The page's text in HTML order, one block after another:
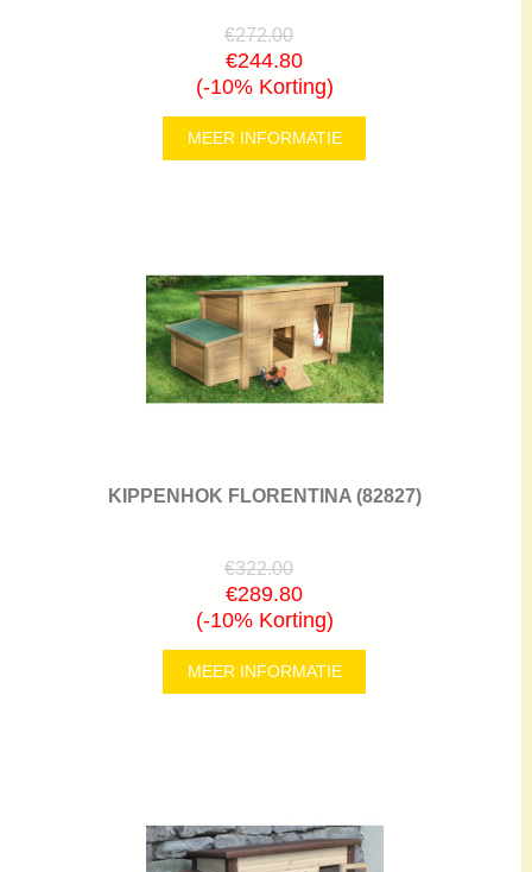
€272.00
€244.80
(-10% Korting)
MEER INFORMATIE
KIPPENHOK FLORENTINA (82827)
€322.00
€289.80
(-10% Korting)
MEER INFORMATIE